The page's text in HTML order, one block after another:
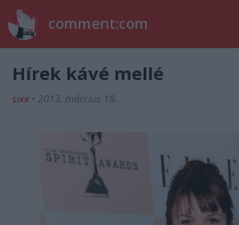
comment:com
Hírek kávé mellé
sixx • 2013. március 18.